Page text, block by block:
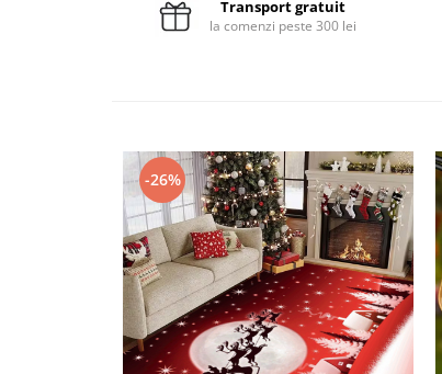
Transport gratuit
la comenzi peste 300 lei
-26%